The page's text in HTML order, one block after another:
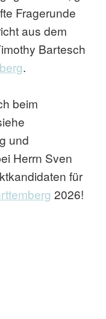
Fragerunde
aus dem
Bartesch
.
beim
und
Herrn Sven
für
2026!